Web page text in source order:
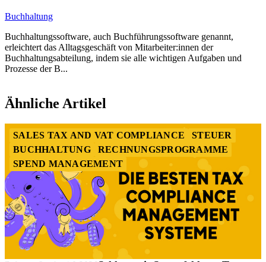
Buchhaltung
Buchhaltungssoftware, auch Buchführungssoftware genannt,
erleichtert das Alltagsgeschäft von Mitarbeiter:innen der
Buchhaltungsabteilung, indem sie alle wichtigen Aufgaben und
Prozesse der B...
1
of
Ähnliche Artikel
SALES TAX AND VAT COMPLIANCE
STEUER
BUCHHALTUNG
RECHNUNGSPROGRAMME
SPEND MANAGEMENT